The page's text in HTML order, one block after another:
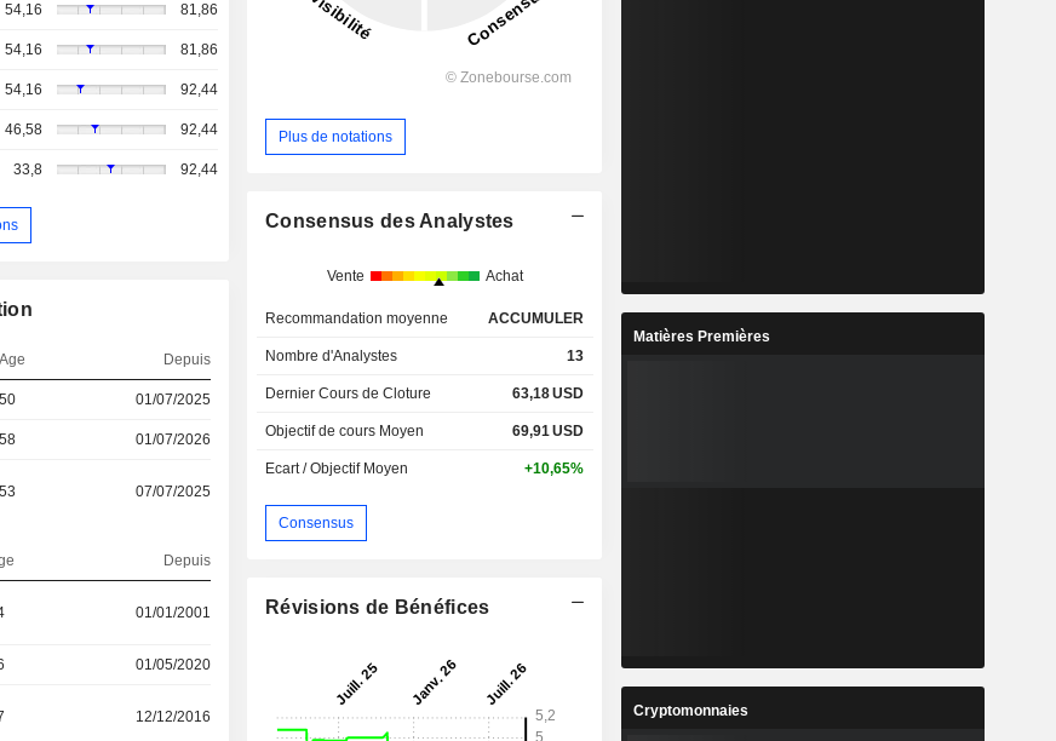
54,16 81,86
54,16 81,86
54,16 92,44
46,58 92,44
33,8 92,44
Age Depuis
50 01/07/2025
58 01/07/2026
53 07/07/2025
Depuis
01/01/2001
01/05/2020
12/12/2016
Plus de notations
Consensus des Analystes
Vente Achat
Recommandation moyenne ACCUMULER
Nombre d'Analystes 13
Dernier Cours de Cloture 63,18USD
Objectif de cours Moyen 69,91USD
Ecart / Objectif Moyen +10,65%
Consensus
Révisions de Bénéfices
Matières Premières
Cryptomonnaies